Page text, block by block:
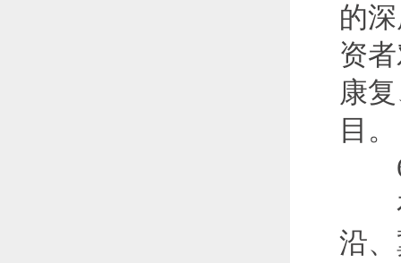
的
资
康
目。
6.
在
沿